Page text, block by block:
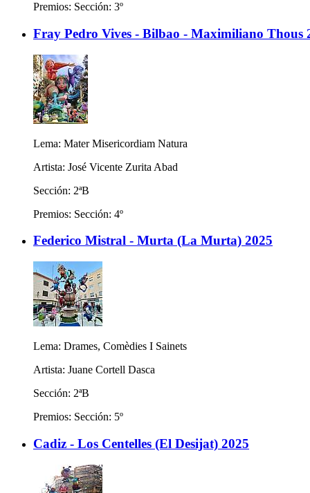
Premios: Sección: 3º
Fray Pedro Vives - Bilbao - Maximiliano Thous
Lema: Mater Misericordiam Natura
Artista: José Vicente Zurita Abad
Sección: 2ªB
Premios: Sección: 4º
Federico Mistral - Murta (La Murta) 2025
Lema: Drames, Comèdies I Sainets
Artista: Juane Cortell Dasca
Sección: 2ªB
Premios: Sección: 5º
Cadiz - Los Centelles (El Desijat) 2025